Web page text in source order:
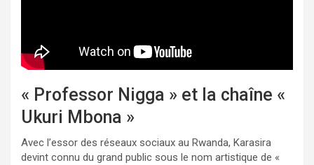
« Professor Nigga » et la chaîne «
Ukuri Mbona »
Avec l’essor des réseaux sociaux au Rwanda, Karasira
devint connu du grand public sous le nom artistique de «